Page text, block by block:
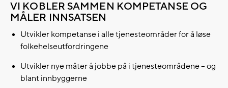
VI KOBLER SAMMEN KOMPETANSE OG
MÅLER INNSATSEN
Utvikler kompetanse i alle tjenesteområder for å løse
folkehelseutfordringene
Utvikler nye måter å jobbe på i tjenesteområdene – og
blant innbyggerne